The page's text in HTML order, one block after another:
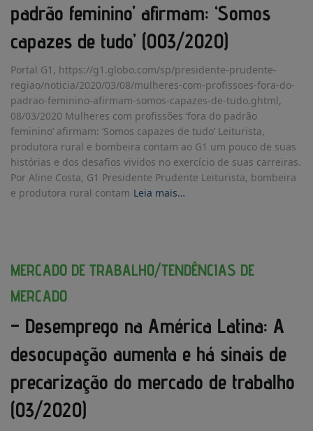
padrão feminino’ afirmam: ‘Somos
capazes de tudo’ (003/2020)
Portal G1, https://g1.globo.com/sp/presidente-prudente-
regiao/noticia/2020/03/08/mulheres-com-profissoes-fora-do-
padrao-feminino-afirmam-somos-capazes-de-tudo.ghtml,
08/03/2020 Mulheres com profissões ‘fora do padrão
feminino’ afirmam: ‘Somos capazes de tudo’ Leiturista,
produtora rural e bombeira contam ao G1 um pouco de suas
histórias e dos desafios vividos no exercício de suas carreiras.
Por Aline Costa, G1 Presidente Prudente Leiturista, bombeira
e produtora rural contam Leia mais…
MERCADO DE TRABALHO/TENDÊNCIAS DE
MERCADO
– Desemprego na América Latina: A
desocupação aumenta e há sinais de
precarização do mercado de trabalho
(03/2020)